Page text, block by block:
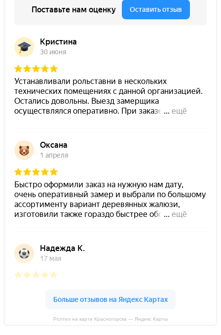
Ролтех на карте Красногорска — Яндекс Карты